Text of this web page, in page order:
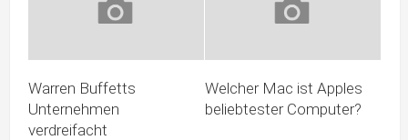
Warren Buffetts
Unternehmen
verdreifacht
Welcher Mac ist Apples
beliebtester Computer?